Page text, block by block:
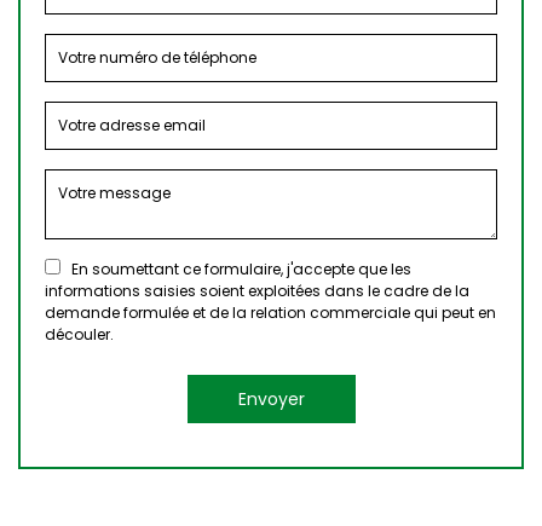
En soumettant ce formulaire, j'accepte que les
informations saisies soient exploitées dans le cadre de la
demande formulée et de la relation commerciale qui peut en
découler.